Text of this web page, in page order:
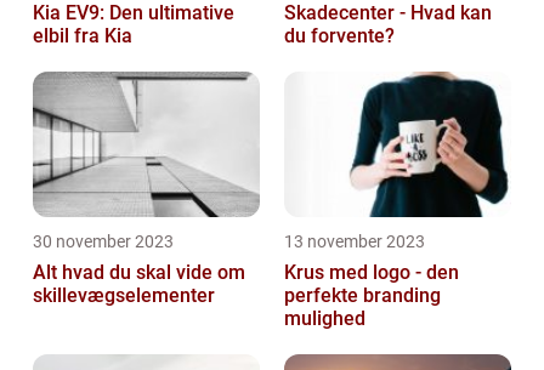
Kia EV9: Den ultimative
elbil fra Kia
Skadecenter - Hvad kan
du forvente?
30 november 2023
Alt hvad du skal vide om
skillevægselementer
13 november 2023
Krus med logo - den
perfekte branding
mulighed